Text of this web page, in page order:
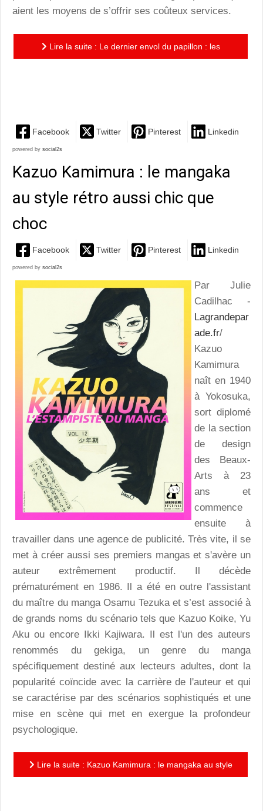
aient les moyens de s’offrir ses coûteux services.
Lire la suite : Le dernier envol du papillon : les
Facebook Twitter Pinterest Linkedin
powered by social2s
Kazuo Kamimura : le mangaka
au style rétro aussi chic que
choc
Facebook Twitter Pinterest Linkedin
powered by social2s
Par Julie
Cadilhac -
Lagrandepar
ade.fr/
Kazuo
Kamimura
naît en 1940
à Yokosuka,
sort diplomé
de la section
de design
des Beaux-
Arts à 23
ans et
commence
ensuite à
travailler dans une agence de publicité. Très vite, il se
met à créer aussi ses premiers mangas et s'avère un
auteur extrêmement productif. Il décède
prématurément en 1986. Il a été en outre l'assistant
du maître du manga Osamu Tezuka et s’est associé à
de grands noms du scénario tels que Kazuo Koike, Yu
Aku ou encore Ikki Kajiwara. Il est l'un des auteurs
renommés du gekiga, un genre du manga
spécifiquement destiné aux lecteurs adultes, dont la
popularité coïncide avec la carrière de l'auteur et qui
se caractérise par des scénarios sophistiqués et une
mise en scène qui met en exergue la profondeur
psychologique.
Lire la suite : Kazuo Kamimura : le mangaka au style